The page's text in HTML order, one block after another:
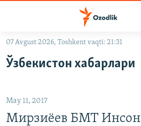
Асосий
Қидиришга
ўтинг
OZODLIK SURISHTIRUVLARI
На русском
07 Avgust 2026, Toshkent vaqti: 21:31
Ўзбекистон хабарлари
May 11, 2017
Мирзиёев БМТ Инсон